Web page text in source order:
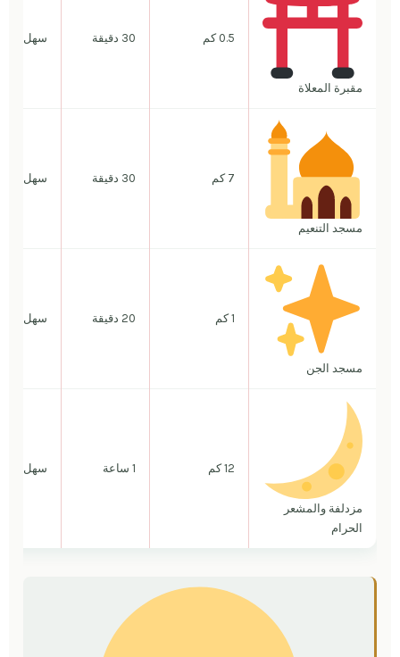
مقبرة المعلاة
0.5 كم 30 دقيقة سهل جداً
مسجد التنعيم
7 كم 30 دقيقة سهل
مسجد الجن
1 كم 20 دقيقة سهل جداً
مزدلفة والمشعر
الحرام
12 كم 1 ساعة سهل